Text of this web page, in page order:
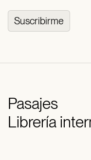
Suscribirme
Pasajes
Librería